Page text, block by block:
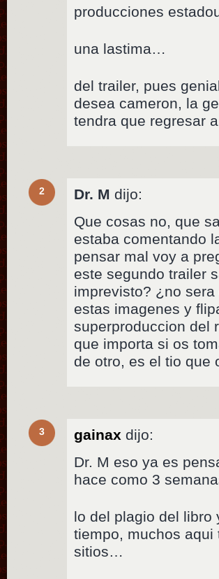
producciones
una lastima…
del trailer, pues
desea cameron, la
tendra que regresar
2 Dr. M dijo:
Que cosas no, que
estaba comentando
pensar mal voy a
este segundo trailer
imprevisto? ¿no
estas imagenes y
superproduccion del
que importa si os
de otro, es el tio que
3 gainax dijo:
Dr. M eso ya es
hace como 3
lo del plagio del libro
tiempo, muchos
sitios…